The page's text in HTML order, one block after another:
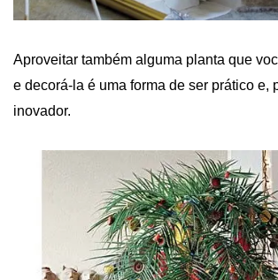
Aproveitar também alguma planta que
e decorá-la é uma forma de ser prático e,
inovador.